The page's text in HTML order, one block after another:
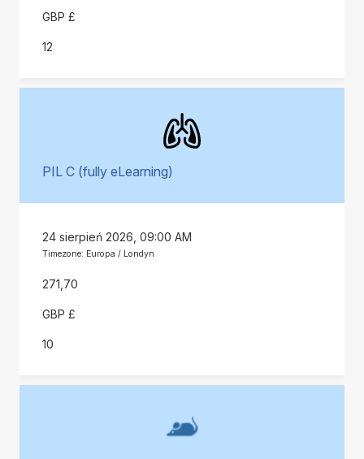
GBP £
12
PIL C (fully eLearning)
24 sierpień 2026, 09:00 AM
Timezone: Europa / Londyn
271,70
GBP £
10